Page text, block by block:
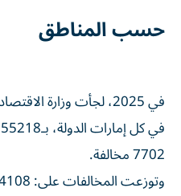
حسب المناطق
في 2025، لجأت وزارة
7702 مخالفة.